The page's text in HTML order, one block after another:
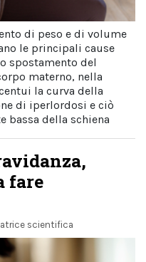
di peso e di volume
le principali cause
spostamento del
materno, nella
la curva della
di iperlordosi e ciò
bassa della schiena
fare
scientifica